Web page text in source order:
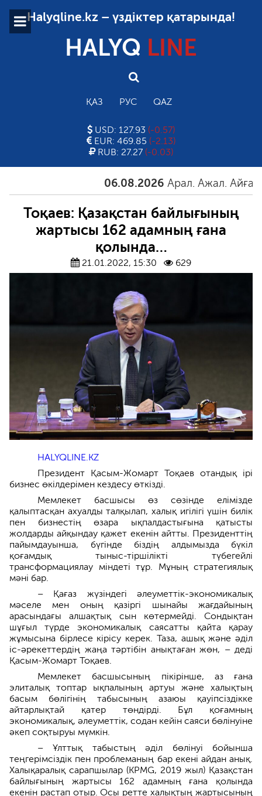
Halyqline.kz – үздіктер қатарында!
HALYQ LINE
ҚАЗ РУС QAZ
USD: 127.93 (-0.57)
EUR: 469.85 (-2.13)
RUB: 27.27 (-0.03)
06.08.2026 Арал. Ажал. Айғақ
Тоқаев: Қазақстан байлығының
жартысы 162 адамның ғана
қолында…
21.01.2022, 15:30 629
HALYQLINE.KZ
Президент Қасым-Жомарт Тоқаев отандық ірі
бизнес өкілдерімен кездесу өткізді.
Мемлекет басшысы өз сөзінде елімізде
қалыптасқан ахуалды талқылап, халық игілігі үшін билік
пен бизнестің өзара ықпалдастығына қатысты
жолдарды айқындау қажет екенін айтты. Президенттің
пайымдауынша, бүгінде біздің алдымызда бүкіл
қоғамдық тыныс-тіршілікті түбегейлі
трансформациялау міндеті тұр. Мұның стратегиялық
мәні бар.
– Қағаз жүзіндегі әлеуметтік-экономикалық
мәселе мен оның қазіргі шынайы жағдайының
арасындағы алшақтық сын көтермейді. Сондықтан
шұғыл түрде экономикалық саясатты қайта қарау
жұмысына бірлесе кірісу керек. Таза, ашық және әділ
іс-әрекеттердің жаңа тәртібін анықтаған жөн, – деді
Қасым-Жомарт Тоқаев.
Мемлекет басшысының пікірінше, аз ғана
элиталық топтар ықпалының артуы және халықтың
басым бөлігінің табысының азаюы қауіпсіздікке
айтарлықтай қатер төндірді. Бұл қоғамның
экономикалық, әлеуметтік, содан кейін саяси бөлінуіне
әкеп соқтыруы мүмкін.
– Ұлттық табыстың әділ бөлінуі бойынша
теңгерімсіздік пен проблеманың бар екені айдан анық.
Халықаралық сарапшылар (KPMG, 2019 жыл) Қазақстан
байлығының жартысы 162 адамның ғана қолында
екенін растап отыр. Осы ретте халықтың жартысының